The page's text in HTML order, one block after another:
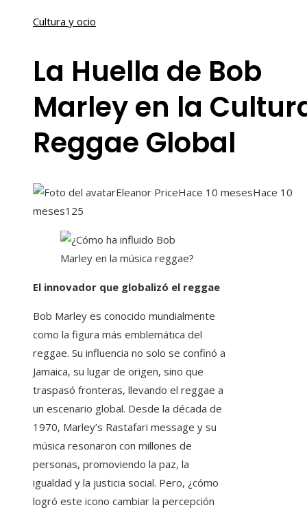
Cultura y ocio
La Huella de Bob
Marley en la
Reggae Global
Eleanor PriceHace 10 mesesHace 10
meses125
El innovador que globalizó el reggae
Bob Marley es conocido mundialmente
como la figura más emblemática del
reggae. Su influencia no solo se confinó a
Jamaica, su lugar de origen, sino que
traspasó fronteras, llevando el reggae a
un escenario global. Desde la década de
1970, Marley’s Rastafari message y su
música resonaron con millones de
personas, promoviendo la paz, la
igualdad y la justicia social. Pero, ¿cómo
logró este icono cambiar la percepción